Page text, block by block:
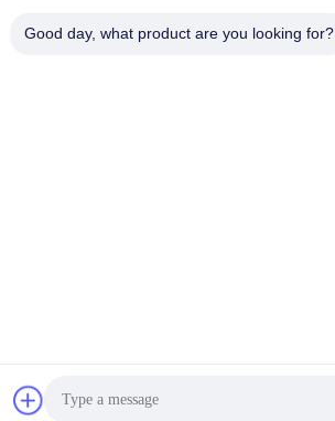
Teknologi Tinggi, Xi'an
Kebijakan Privasi
Good day, what product are you looking for?